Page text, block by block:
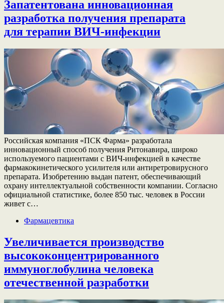
Запатентована инновационная
разработка получения препарата
для терапии ВИЧ-инфекции
Российская компания «ПСК Фарма» разработала
инновационный способ получения Ритонавира, широко
используемого пациентами с ВИЧ-инфекцией в качестве
фармакокинетического усилителя или антиретровирусного
препарата. Изобретению выдан патент, обеспечивающий
охрану интеллектуальной собственности компании. Согласно
официальной статистике, более 850 тыс. человек в России
живет с…
Фармацевтика
Увеличивается производство
высококонцентрированного
иммуноглобулина человека
отечественной разработки